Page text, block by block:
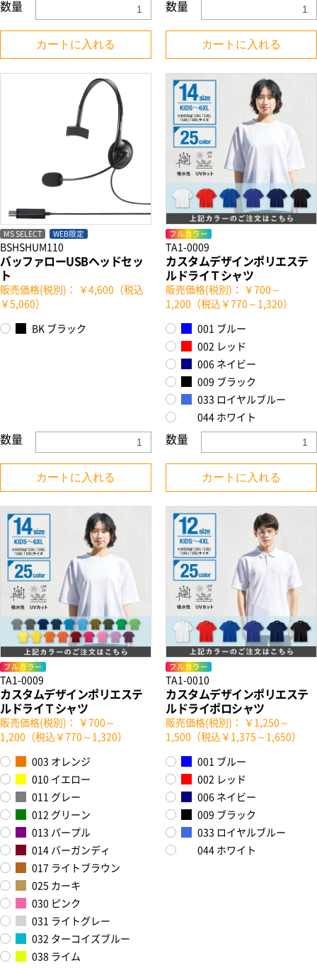
数量
カートに入れる
数量
カートに入れる
MS SELECT WEB限定
BSHSHUM110
バッファローUSBヘッドセッ
ト
販売価格(税別)： ￥4,600（税込
￥5,060）
BK ブラック
数量
カートに入れる
フルカラー
TA1-0009
カスタムデザインポリエステ
ルドライＴシャツ
販売価格(税別)： ￥700～
1,200（税込￥770～1,320）
001 ブルー
002 レッド
006 ネイビー
009 ブラック
033 ロイヤルブルー
044 ホワイト
数量
カートに入れる
フルカラー
TA1-0009
カスタムデザインポリエステ
ルドライＴシャツ
販売価格(税別)： ￥700～
1,200（税込￥770～1,320）
003 オレンジ
010 イエロー
011 グレー
012 グリーン
013 パープル
014 バーガンディ
017 ライトブラウン
025 カーキ
030 ピンク
031 ライトグレー
032 ターコイズブルー
038 ライム
フルカラー
TA1-0010
カスタムデザインポリエステ
ルドライポロシャツ
販売価格(税別)： ￥1,250～
1,500（税込￥1,375～1,650）
001 ブルー
002 レッド
006 ネイビー
009 ブラック
033 ロイヤルブルー
044 ホワイト